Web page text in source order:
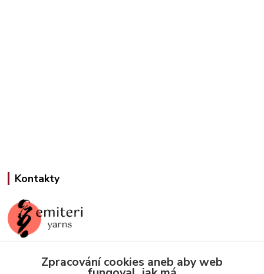
Kontakty
Jana Slámová
Zpracování cookies aneb aby web